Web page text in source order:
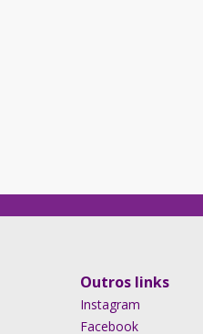
Outros links
Instagram
Facebook